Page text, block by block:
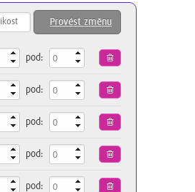
Provést změnu
pod:
pod:
pod:
pod:
pod: